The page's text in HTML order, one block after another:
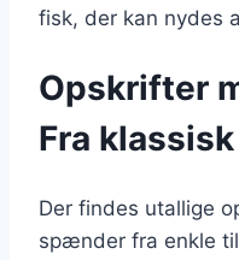
fisk, der kan nydes
Opskrifter
Fra
Der findes utallige
spænder fra enkle